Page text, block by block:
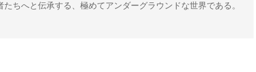
ちへと伝承する、極めてアンダーグラウンドな世界である。